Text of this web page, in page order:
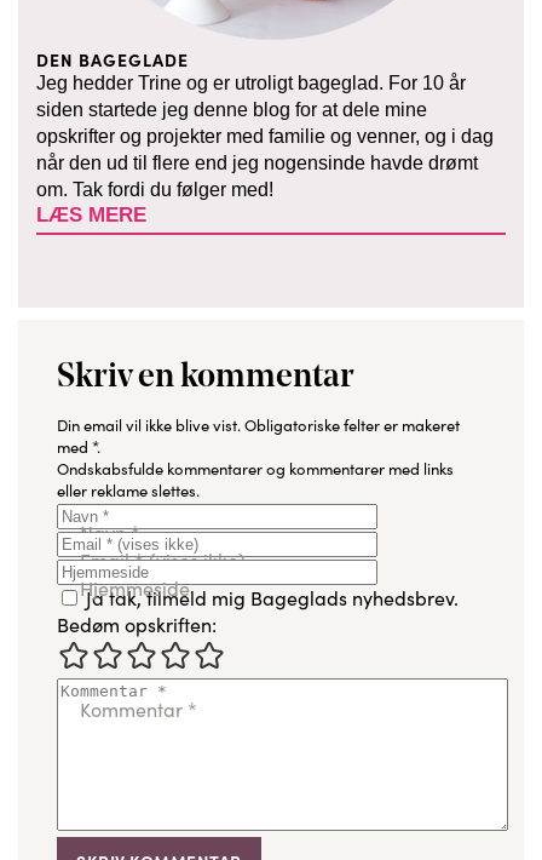
DEN BAGEGLADE
Jeg hedder Trine og er utroligt bageglad. For 10 år
siden startede jeg denne blog for at dele mine
opskrifter og projekter med familie og venner, og i dag
når den ud til flere end jeg nogensinde havde drømt
om. Tak fordi du følger med!
LÆS MERE
Skriv en kommentar
Din email vil ikke blive vist.Obligatoriske felter er makeret
med *.
Ondskabsfulde kommentarer og kommentarer med links
eller reklame slettes.
Navn*
Email*(vises ikke)
Hjemmeside
Ja tak, tilmeld mig Bageglads nyhedsbrev.
Bedøm opskriften:
Kommentar *